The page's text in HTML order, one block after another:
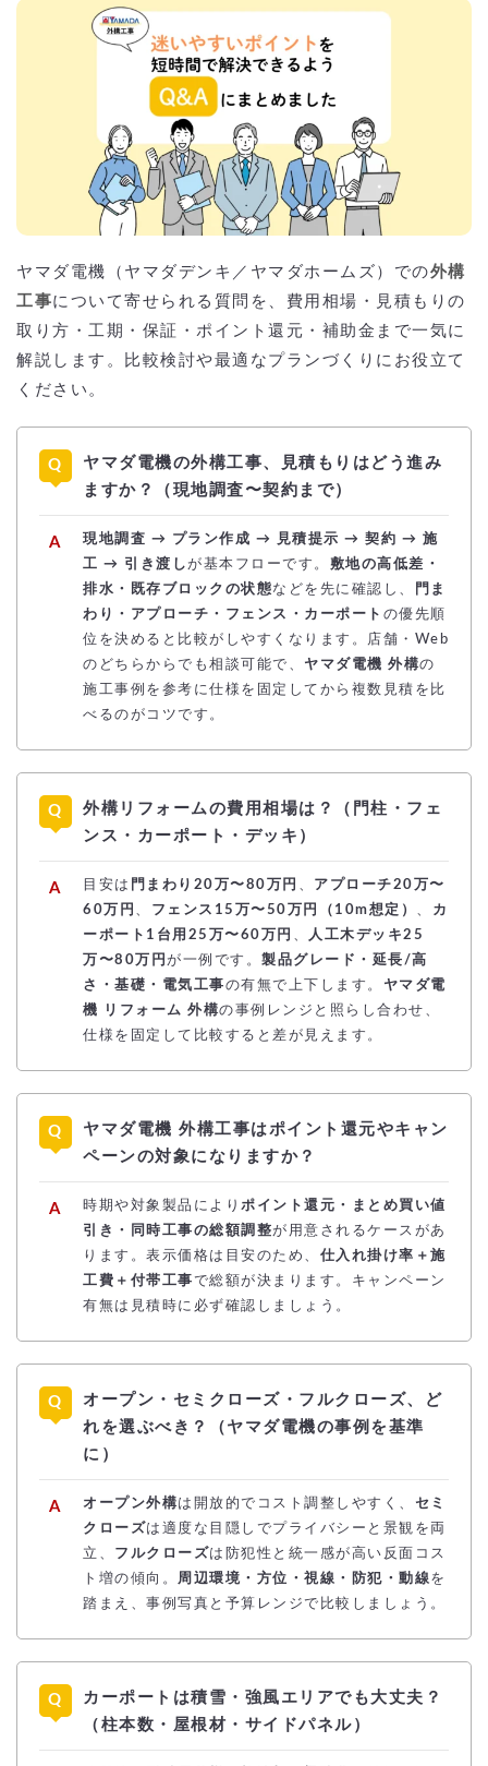
ヤマダ電機（ヤマダデンキ／ヤマダホームズ）での外構
工事について寄せられる質問を、費用相場・見積もりの
取り方・工期・保証・ポイント還元・補助金まで一気に
解説します。比較検討や最適なプランづくりにお役立て
ください。
ヤマダ電機の外構工事、見積もりはどう進み
ますか？（現地調査〜契約まで）
現地調査 → プラン作成 → 見積提示 → 契約 → 施
工 → 引き渡しが基本フローです。 敷地の高低差・
排水・既存ブロックの状態などを先に確認し、
門ま
わり・アプローチ・フェンス・カーポート の優先順
位を決めると比較がしやすくなります。店舗・Web
のどちらからでも相談可能で、 ヤマダ電機 外構の
施工事例を参考に仕様を固定してから複数見積を比
べるのがコツです。
外構リフォームの費用相場は？（門柱・フェ
ンス・カーポート・デッキ）
目安は 門まわり20万〜80万円 、
アプローチ20万〜
60万円 、 フェンス15万〜50万円（10m想定） 、
カ
ーポート1台用25万〜60万円 、 人工木デッキ25
万〜80万円 が一例です。 製品グレード・延長/高
さ・基礎・電気工事の有無で上下します。
ヤマダ電
機 リフォーム 外構の事例レンジと照らし合わせ、
仕様を固定して比較すると差が見えます。
ヤマダ電機 外構工事はポイント還元やキャン
ペーンの対象になりますか？
時期や対象製品により ポイント還元・まとめ買い値
引き・同時工事の総額調整が用意されるケースがあ
ります。表示価格は目安のため、 仕入れ掛け率＋施
工費＋付帯工事で総額が決まります。キャンペーン
有無は見積時に必ず確認しましょう。
オープン・セミクローズ・フルクローズ、ど
れを選ぶべき？（ヤマダ電機の事例を基準
に）
オープン外構は開放的でコスト調整しやすく、 セミ
クローズ は適度な目隠しでプライバシーと景観を両
立、 フルクローズ は防犯性と統一感が高い反面コス
ト増の傾向。 周辺環境・方位・視線・防犯・動線を
踏まえ、事例写真と予算レンジで比較しましょう。
カーポートは積雪・強風エリアでも大丈夫？
（柱本数・屋根材・サイドパネル）